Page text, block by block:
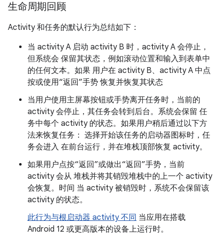
生命周期回顾
Activity 和任务的默认行为总结如下：
当 activity A 启动 activity B 时，activity A 会停止，
但系统会 保留其状态，例如滚动位置和输入到表单中
的任何文本。如果 用户在 activity B、activity A 中点
按或使用“返回”手势 恢复并恢复其状态
当用户使用主屏幕按钮或手势离开任务时，当前的
activity 会停止，其任务会转到后台。系统会保留 任
务中每个 activity 的状态。如果用户稍后通过以下方
法来恢复任务： 选择开始该任务的启动器图标时，任
务会进入 在前台运行，并在堆栈顶部恢复 activity。
如果用户点按“返回”或做出“返回”手势，当前
activity 会从 堆栈并将其销毁堆栈中的上一个 activity
会恢复。时间 当 activity 被销毁时，系统不会保留该
activity 的状态。
此行为与根启动器 activity 不同 当应用在搭载
Android 12 或更高版本的设备上运行时。